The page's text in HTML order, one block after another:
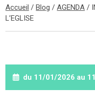
Accueil /Blog /AGENDA /
L’EGLISE
du 11/01/2026 au